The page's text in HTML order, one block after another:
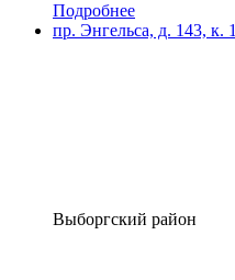
Подробнее
пр. Энгельса, д. 143, к. 1
Выборгский район